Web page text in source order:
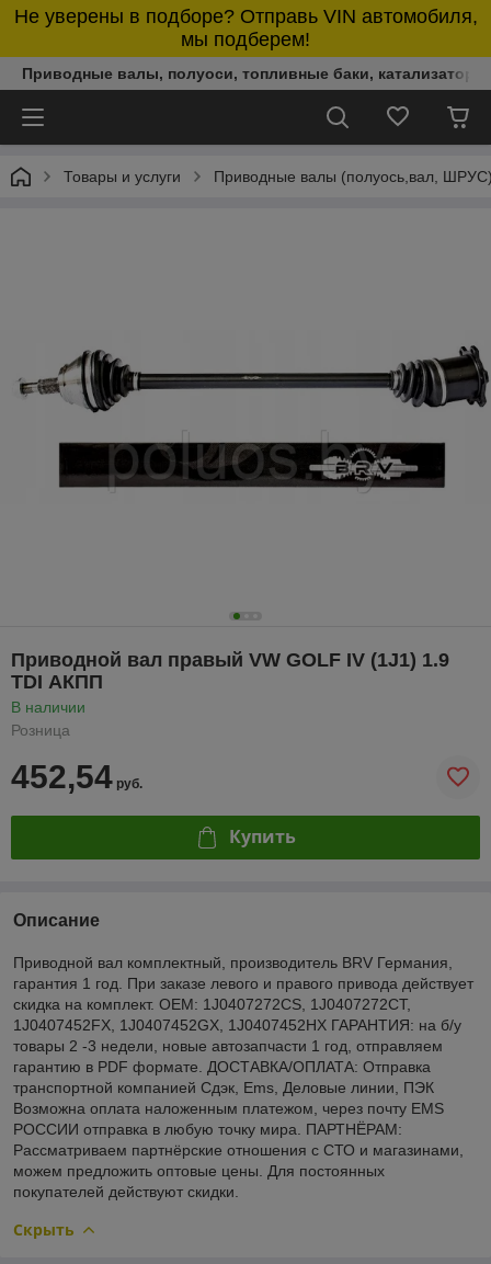
Не уверены в подборе? Отправь VIN автомобиля,
мы подберем!
Приводные валы, полуоси, топливные баки,
Товары и услуги Приводные валы (полуось,вал,
Приводной вал правый VW GOLF IV (1J1) 1.9
TDI АКПП
В наличии
Розница
452,54 руб.
Купить
Описание
Приводной вал комплектный, производитель BRV Германия,
гарантия 1 год. При заказе левого и правого привода действует
скидка на комплект. OEM: 1J0407272CS, 1J0407272CT,
1J0407452FX, 1J0407452GX, 1J0407452HX ГАРАНТИЯ: на б/у
товары 2 -3 недели, новые автозапчасти 1 год, отправляем
гарантию в PDF формате. ДОСТАВКА/ОПЛАТА: Отправка
транспортной компанией Сдэк, Ems, Деловые линии, ПЭК
Возможна оплата наложенным платежом, через почту EMS
РОССИИ отправка в любую точку мира. ПАРТНЁРАМ:
Рассматриваем партнёрские отношения с СТО и магазинами,
можем предложить оптовые цены. Для постоянных
покупателей действуют скидки.
Скрыть